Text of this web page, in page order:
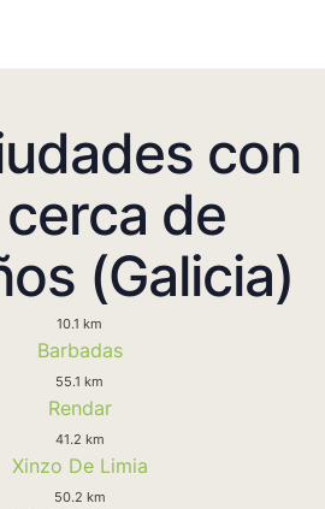
con
de
(Galicia)
10.1 km
Barbadas
55.1 km
Rendar
41.2 km
Xinzo De Limia
50.2 km